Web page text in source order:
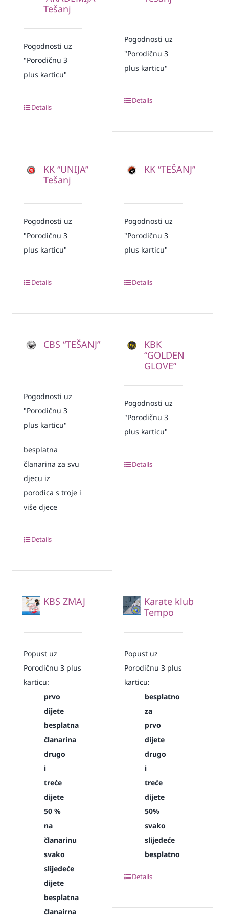
Tešanj
Pogodnosti uz
"Porodičnu 3
plus karticu"
Details
Pogodnosti uz
"Porodičnu 3
plus karticu"
Details
KK “UNIJA”
Tešanj
Pogodnosti uz
"Porodičnu 3
plus karticu"
Details
KK “TEŠANJ”
Pogodnosti uz
"Porodičnu 3
plus karticu"
Details
CBS “TEŠANJ”
Pogodnosti uz
"Porodičnu 3
plus karticu"
besplatna
članarina za svu
djecu iz
porodica s troje i
više djece
Details
KBK
“GOLDEN
GLOVE”
Pogodnosti uz
"Porodičnu 3
plus karticu"
Details
KBS ZMAJ
Popust uz
Porodičnu 3 plus
karticu:
prvo
dijete
besplatna
članarina
drugo
i
treće
dijete
50 %
na
članarinu
svako
slijedeće
dijete
besplatna
članairna
Karate klub
Tempo
Popust uz
Porodičnu 3 plus
karticu:
besplatno
za
prvo
dijete
drugo
i
treće
dijete
50%
svako
slijedeće
besplatno
Details